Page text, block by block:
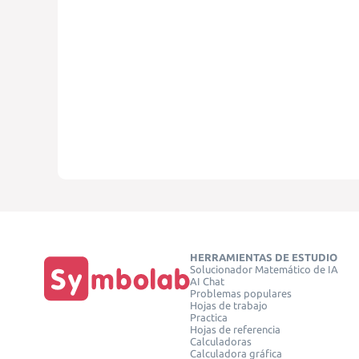
HERRAMIENTAS DE ESTUDIO
Solucionador Matemático de IA
AI Chat
Problemas populares
Hojas de trabajo
Practica
Hojas de referencia
Calculadoras
Calculadora gráfica